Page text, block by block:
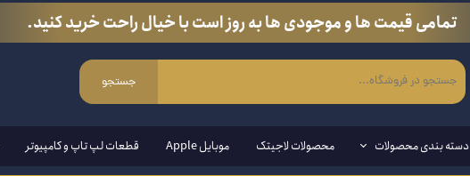
جستجو
دسته بندی محصولات محصولات لاجیتک موبایل Apple قطعات لپ تاپ و کامپیوتر
تمامی قیمت ها و موجودی ها به روز است با خیال راحت خرید کنید.